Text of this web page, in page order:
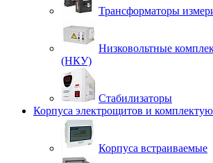
Трансформаторы
Низковольтные
(НКУ)
Стабилизаторы
Корпуса электрощитов и
Корпуса встраиваемые